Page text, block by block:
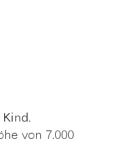
von 7.000